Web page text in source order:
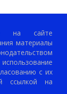
на сайте
материалы
с их
ссылкой на